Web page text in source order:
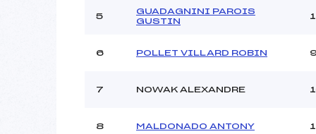
Ouvreurs D :
Catégorie :
5
GUADAGNINI PAROIS
GUSTIN
6 POLLET VILLARD ROBIN
7 NOWAK ALEXANDRE
8 MALDONADO ANTONY